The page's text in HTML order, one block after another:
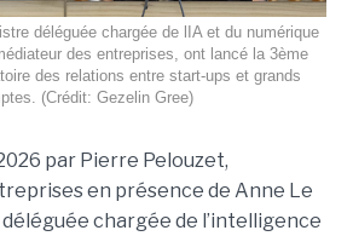
déléguée chargée de lIA et du numérique
des entreprises, ont lancé la 3ème
des relations entre start-ups et grands
(Crédit: Gezelin Gree)
par Pierre Pelouzet,
en présence de Anne Le
chargée de l’intelligence